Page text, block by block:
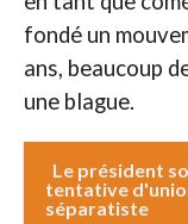
fondé un
ans, beaucoup
une blague.
Le président
tentative
séparatiste